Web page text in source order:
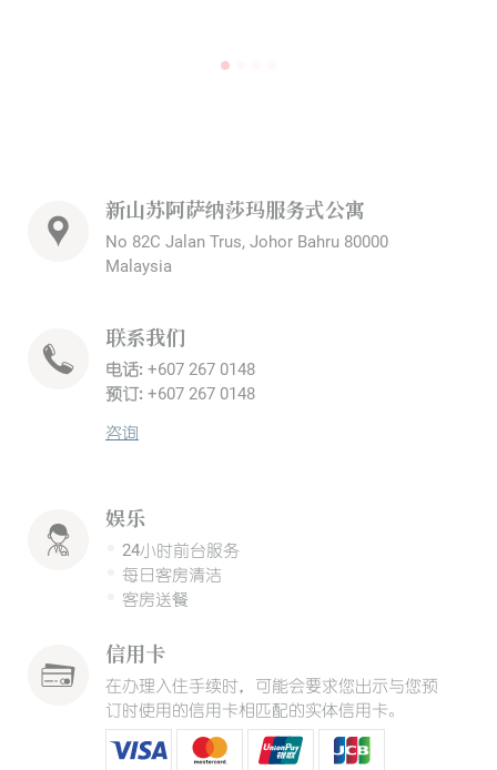
新山苏阿萨纳莎玛服务式公寓
No 82C Jalan Trus, Johor Bahru 80000
Malaysia
联系我们
电话: +607 267 0148
预订: +607 267 0148
咨询
娱乐
24小时前台服务
每日客房清洁
客房送餐
信用卡
在办理入住手续时，可能会要求您出示与您预
订时使用的信用卡相匹配的实体信用卡。